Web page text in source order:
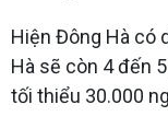
Hiện Đông Hà có
Hà sẽ còn 4 đến
tối thiểu 30.000